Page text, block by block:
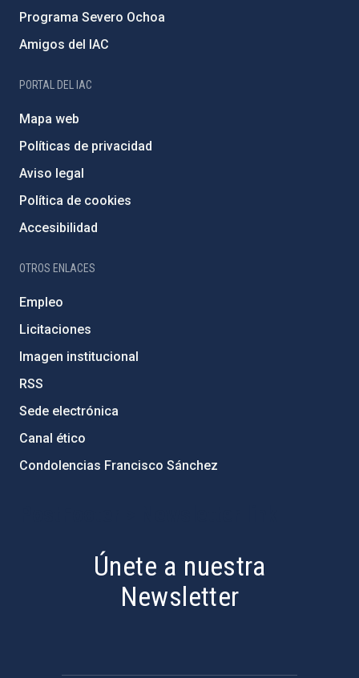
Programa Severo Ochoa
Amigos del IAC
PORTAL DEL IAC
Mapa web
Políticas de privacidad
Aviso legal
Política de cookies
Accesibilidad
OTROS ENLACES
Empleo
Licitaciones
Imagen institucional
RSS
Sede electrónica
Canal ético
Condolencias Francisco Sánchez
Únete a nuestra
Newsletter